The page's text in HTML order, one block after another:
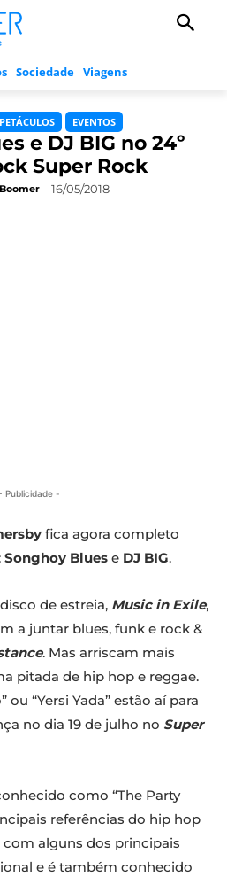
Sociedade Viagens
EVENTOS
e DJ BIG no 24º
Super Rock
16/05/2018
Publicidade -
fica agora completo
Songhoy Blues e DJ BIG.
de estreia, Music in Exile,
a juntar blues, funk e rock &
. Mas arriscam mais
pitada de hip hop e reggae.
ou “Yersi Yada” estão aí para
no dia 19 de julho no Super
como “The Party
referências do hip­ hop
alguns dos principais
e é também conhecido